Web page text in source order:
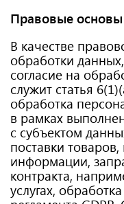
Правовые
В качестве
обработки
согласие на
служит статья
обработка
в рамках
с субъектом
поставки
информации,
контракта,
услугах,